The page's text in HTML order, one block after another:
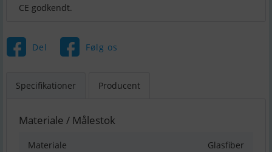
CE godkendt.
Del Følg os
Specifikationer Producent
Materiale / Målestok
Materiale Glasfiber